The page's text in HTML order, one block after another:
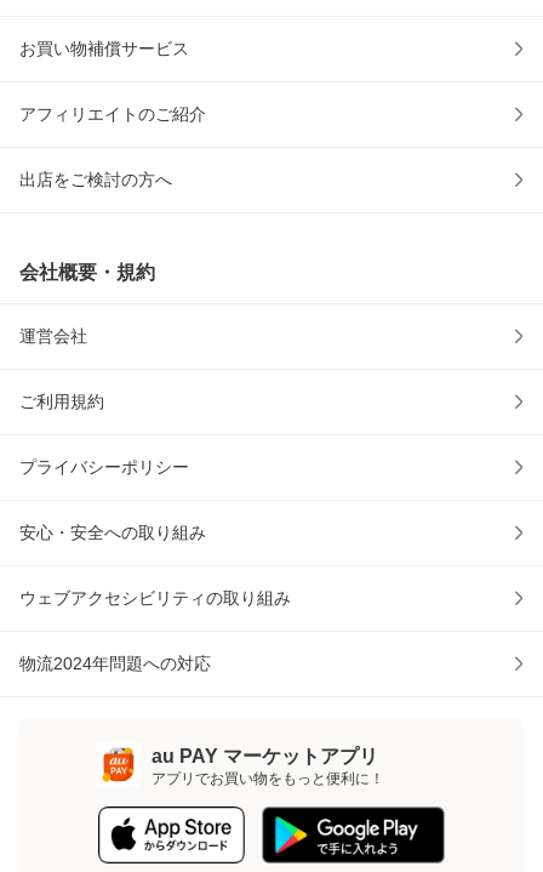
お買い物補償サービス
アフィリエイトのご紹介
出店をご検討の方へ
会社概要・規約
運営会社
ご利用規約
プライバシーポリシー
安心・安全への取り組み
ウェブアクセシビリティの取り組み
物流2024年問題への対応
au PAY マーケットアプリ
アプリでお買い物をもっと便利に！